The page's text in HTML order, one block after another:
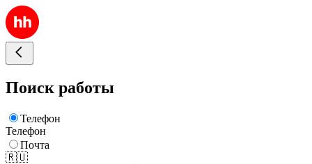
Поиск работы
Телефон
Телефон
Почта
🇷🇺